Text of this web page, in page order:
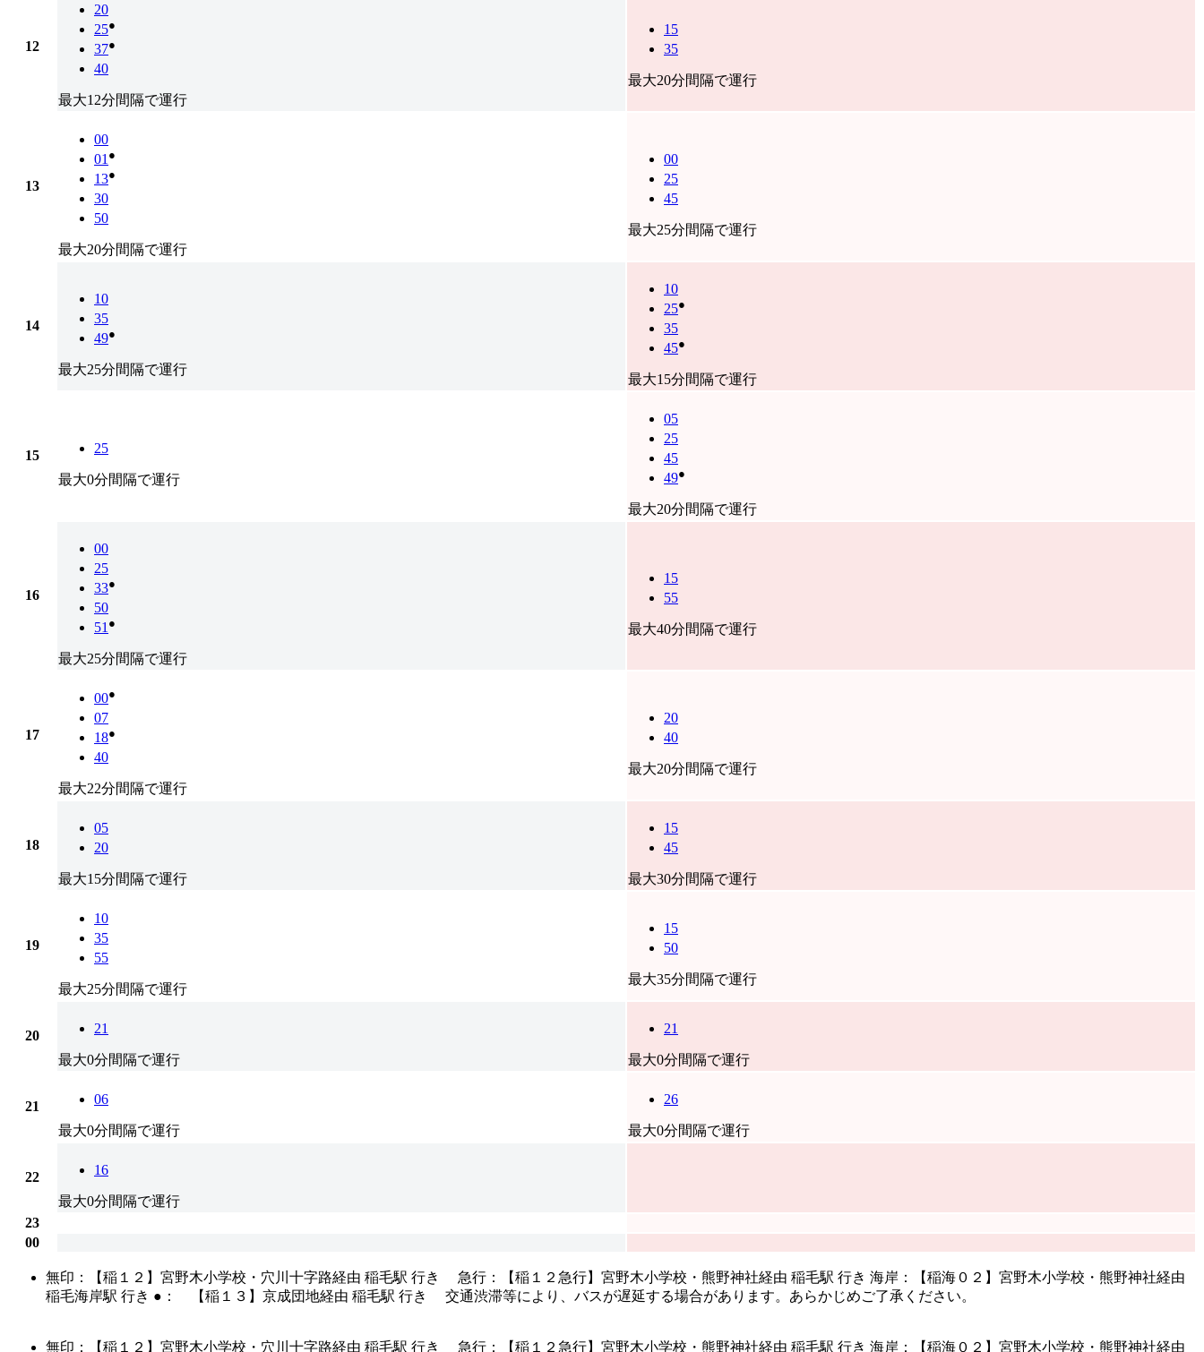
12
20
25●
37●
40
最大12分間隔で運行
15
35
最大20分間隔で運行
13
00
01 ●
13●
30
50
最大20分間隔で運行
00
25
45
最大25分間隔で運行
14
10
35
49●
最大25分間隔で運行
10
25●
35
45●
最大15分間隔で運行
15 25
最大0分間隔で運行
05
25
45
49●
最大20分間隔で運行
16
00
25
33●
50
51 ●
最大25分間隔で運行
15
55
最大40分間隔で運行
17
00●
07
18●
40
最大22分間隔で運行
20
40
最大20分間隔で運行
18
05
20
最大15分間隔で運行
15
45
最大30分間隔で運行
19
10
35
55
最大25分間隔で運行
15
50
最大35分間隔で運行
20 21
最大0分間隔で運行
21
最大0分間隔で運行
21 06
最大0分間隔で運行
26
最大0分間隔で運行
22 16
最大0分間隔で運行
23
00
無印：【稲１２】宮野木小学校・穴川十字路経由 稲毛駅 行き 急行：【稲１２急行】宮野木小学校・熊野神社経由 稲毛駅 行き 海岸：【稲海０２】宮野木小学校・熊野神社経由
稲毛海岸駅 行き ●： 【稲１３】京成団地経由 稲毛駅 行き 交通渋滞等により、バスが遅延する場合があります。あらかじめご了承ください。
無印：【稲１２】宮野木小学校・穴川十字路経由 稲毛駅 行き 急行：【稲１２急行】宮野木小学校・熊野神社経由 稲毛駅 行き 海岸：【稲海０２】宮野木小学校・熊野神社経由